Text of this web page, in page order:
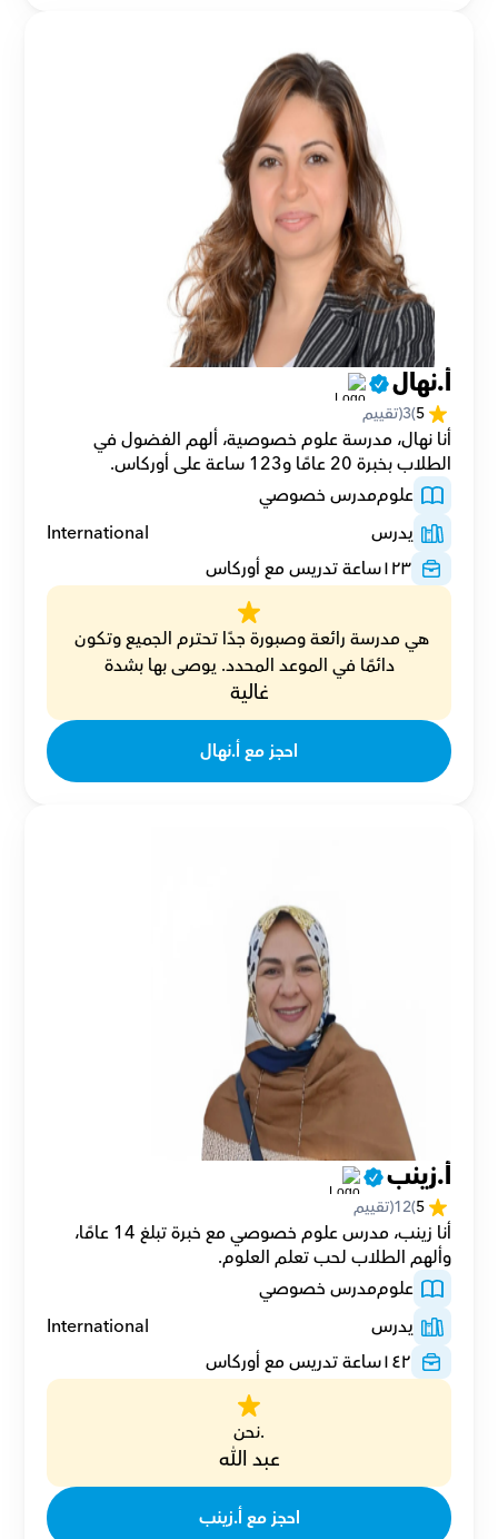
أ.نهال
5
(
3(تقييم
الطلاب بخبرة 20 عامًا و123 ساعة على أوركاس.
علوممدرس خصوصي
يدرس
International
١٢٣ساعة تدريس مع أوركاس
دائمًا في الموعد المحدد. يوصى بها بشدة
غالية
احجز مع أ.نهال
أ.زينب
5
(
12(تقييم
وألهم الطلاب لحب تعلم العلوم.
علوممدرس خصوصي
يدرس
International
١٤٢ساعة تدريس مع أوركاس
.نحن
عبد الله
احجز مع أ.زينب